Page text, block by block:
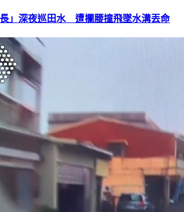
」深夜巡田水 遭攔腰撞飛墜水溝丟命